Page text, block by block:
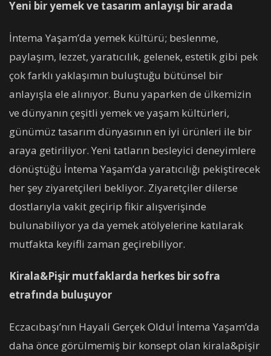
Yeni bir yemek ve tasarım anlayışı bir arada
İntema Yaşam’da yemek kültürü; beslenme,
paylaşım, lezzet, yaratıcılık, gelenek, estetik gibi pek
çok farklı yaklaşımın buluştuğu bütünsel bir
anlayışla ele alınıyor. Bunu yaparken de ülkemizin
ve dünyanın çeşitli yemek ve yaşam kültürleri,
günümüz tasarım dünyasının en iyi ürünleri ile bir
araya getiriliyor. Yeni tatların besleyici deneyimlere
dönüştüğü İntema Yaşam’da yaratıcılığı pekiştirecek
her şey ziyaretçileri bekliyor. Ziyaretçiler dilerse
dostlarıyla vakit geçirip fikir alışverişinde
bulunabiliyor ya da yemek atölyelerine katılarak
mutfakta keyifli zaman geçirebiliyor.
Kirala&Pişir mutfaklarda herkes bir sofra
etrafında buluşuyor
Eczacıbaşı’nın Hayali Gerçek Oldu! İntema Yaşam’da
daha önce görülmemiş bir konsept olan kirala&pişir